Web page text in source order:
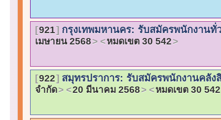
921 กรุงเทพมหานคร: รับสมัครพนักงานทั่
เมษายน 2568 หมดเขต 30 542
922 สมุทรปราการ: รับสมัครพนักงานคลั
จำกัด 20 มีนาคม 2568 หมดเขต 30 542